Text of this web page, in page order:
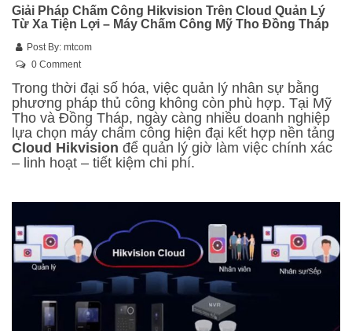
Giải Pháp Chấm Công Hikvision Trên Cloud Quản Lý
Từ Xa Tiện Lợi – Máy Chấm Công Mỹ Tho Đồng Tháp
Post By: mtcom
0 Comment
Trong thời đại số hóa, việc quản lý nhân sự bằng
phương pháp thủ công không còn phù hợp. Tại Mỹ
Tho và Đồng Tháp, ngày càng nhiều doanh nghiệp
lựa chọn máy chấm công hiện đại kết hợp nền tảng
Cloud Hikvision để quản lý giờ làm việc chính xác
– linh hoạt – tiết kiệm chi phí.